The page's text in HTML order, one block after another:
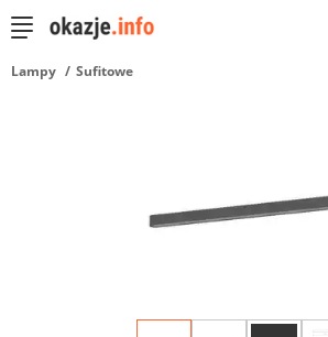
Lampy Sufitowe